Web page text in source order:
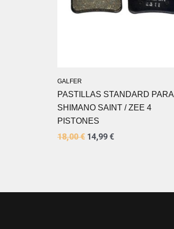
GALFER
PASTILLAS STANDARD PARA
SHIMANO SAINT / ZEE 4
PISTONES
18,00€ 14,99 €